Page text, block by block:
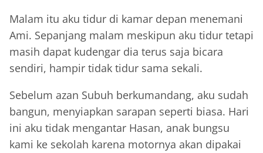
Malam itu aku tidur di kamar depan menemani
Ami. Sepanjang malam meskipun aku tidur tetapi
masih dapat kudengar dia terus saja bicara
sendiri, hampir tidak tidur sama sekali.
Sebelum azan Subuh berkumandang, aku sudah
bangun, menyiapkan sarapan seperti biasa. Hari
ini aku tidak mengantar Hasan, anak bungsu
kami ke sekolah karena motornya akan dipakai